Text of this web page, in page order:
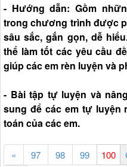
- Hướng dẫn: Gồm
trong chương trình được
sâu sắc, gắn gọn, dễ
thể làm tốt các yêu cầu
giúp các em rèn luyện và
- Bài tập tự luyện và
sung để các em tự luyện
toán của các em.
« 97 98 99